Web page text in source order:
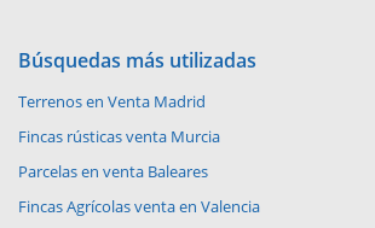
Búsquedas más utilizadas
Terrenos en Venta Madrid
Fincas rústicas venta Murcia
Parcelas en venta Baleares
Fincas Agrícolas venta en Valencia